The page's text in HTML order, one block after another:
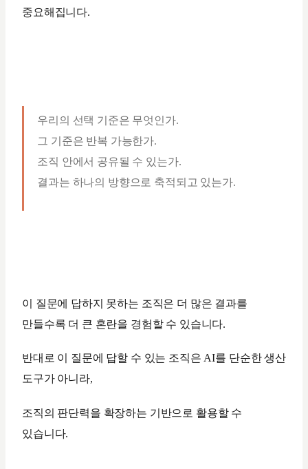
중요해집니다.
우리의 선택 기준은 무엇인가.
그 기준은 반복 가능한가.
조직 안에서 공유될 수 있는가.
결과는 하나의 방향으로 축적되고 있는가.
이 질문에 답하지 못하는 조직은 더 많은 결과를
만들수록 더 큰 혼란을 경험할 수 있습니다.
반대로 이 질문에 답할 수 있는 조직은 AI를 단순한 생산
도구가 아니라,
조직의 판단력을 확장하는 기반으로 활용할 수
있습니다.